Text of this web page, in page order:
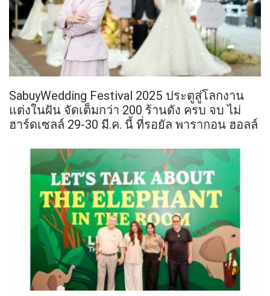
SabuyWedding Festival 2025 ประตูสู่โลกงาน
แต่งในฝัน จัดเต็มกว่า 200 ร้านดัง ครบ จบ ไม่
ฮาร์ดเซลล์ 29-30 มี.ค. นี้ ที่รอยัล พารากอน ฮอลล์